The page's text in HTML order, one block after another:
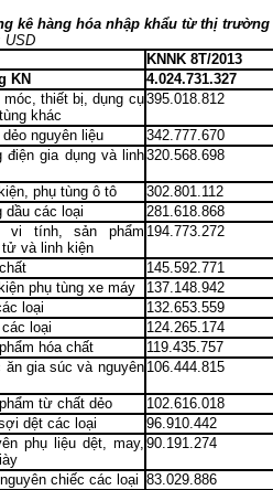
kê hàng hóa nhập khẩu từ thị trường
USD
KNNK 8T/2013
KN
4.024.731.327
móc, thiết bị, dụng cụ
khác
395.018.812
nguyên liệu
342.777.670
điện gia dụng và linh320.568.698
phụ tùng ô tô
302.801.112
dầu các loại
281.618.868
vi tính, sản phẩm
tử và linh kiện
194.773.272
145.592.771
phụ tùng xe máy
137.148.942
loại
132.653.559
loại
124.265.174
hóa chất
119.435.757
ăn gia súc và nguyên 106.444.815
từ chất dẻo
102.616.018
dệt các loại
96.910.442
phụ liệu dệt, may, 90.191.274
chiếc các loại 83.029.886